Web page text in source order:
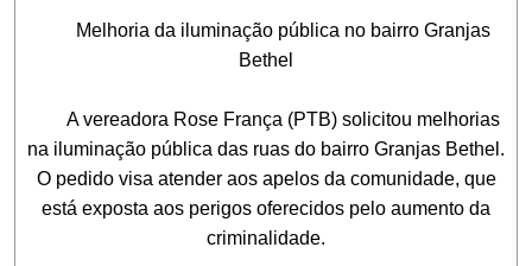
Melhoria da iluminação pública no bairro Granjas
Bethel
A vereadora Rose França (PTB) solicitou melhorias
na iluminação pública das ruas do bairro Granjas Bethel.
O pedido visa atender aos apelos da comunidade, que
está exposta aos perigos oferecidos pelo aumento da
criminalidade.